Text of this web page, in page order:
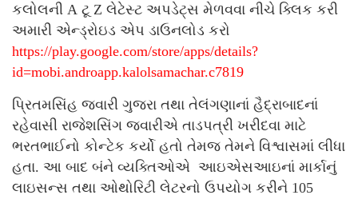
કલોલની A ટૂ Z લેટેસ્ટ અપડેટ્સ મેળવવા નીચે ક્લિક કરી
અમારી એન્ડ્રોઇડ એપ ડાઉનલોડ કરો
https://play.google.com/store/apps/details?
id=mobi.androapp.kalolsamachar.c7819
પ્રિતમસિંહ જવારી ગુજરા તથા તેલંગણાનાં હૈદ્રાબાદનાં
રહેવાસી રાજેશસિંગ જવારીએ તાડપત્રી ખરીદવા માટે
ભરતભાઈનો કોન્ટેક કર્યો હતો તેમજ તેમને વિશ્વાસમાં લીધા
હતા. આ બાદ બંને વ્યક્તિઓએ આઇએસઆઇનાં માર્કાનું
લાઇસન્સ તથા ઓથોરિટી લેટરનો ઉપયોગ કરીને 105